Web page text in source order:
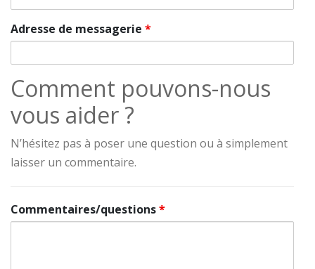
Adresse de messagerie *
Comment pouvons-nous
vous aider ?
N’hésitez pas à poser une question ou à simplement
laisser un commentaire.
Commentaires/questions*